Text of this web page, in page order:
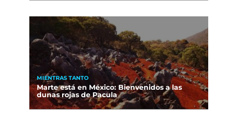
MIENTRAS TANTO
Marte está en México: Bienvenidos a las
dunas rojas de Pacula